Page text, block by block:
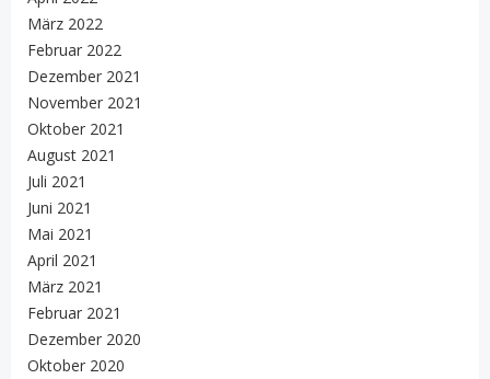
März 2022
Februar 2022
Dezember 2021
November 2021
Oktober 2021
August 2021
Juli 2021
Juni 2021
Mai 2021
April 2021
März 2021
Februar 2021
Dezember 2020
Oktober 2020